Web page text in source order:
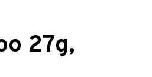
27g,